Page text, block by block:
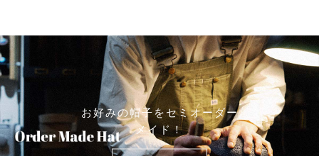
お好みの帽子をセミオーダー
メイド！